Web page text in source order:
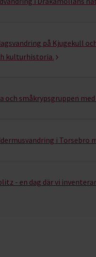
på Kjugekull
kulturhistoria.
och småkrypsgruppen
i Torsebro
- en dag där vi